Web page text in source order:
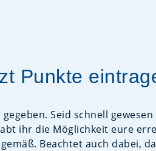
Punkte
Seid schnell
ihr die Möglichkeit eure
Beachtet auch dabei,